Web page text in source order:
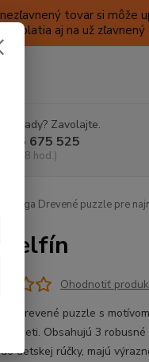
tovar si môže
platia aj na už
si rady? Zavolajte.
675 525
9-18 hod.)
Viga Drevené puzzle pre
Ohodnotiť
drevené puzzle s
deti. Obsahujú 3
detskej rúčky, majú